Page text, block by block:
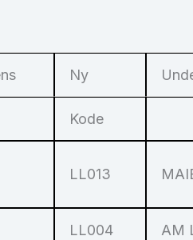
Ny
Kode
LL013
LL004 AM